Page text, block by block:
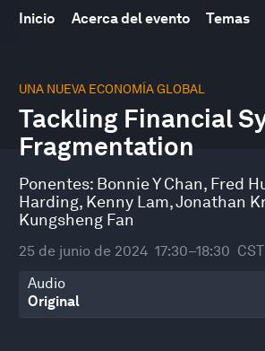
Inicio Acerca del evento Temas
UNA NUEVA ECONOMÍA GLOBAL
Tackling Financial
Fragmentation
Ponentes: Bonnie Y Chan, Fred
Harding, Kenny Lam,Jonathan
Kungsheng Fan
25 de junio de 2024 17:30–18:30
Audio
seconds
1
hour,
1
minute,
56
seconds